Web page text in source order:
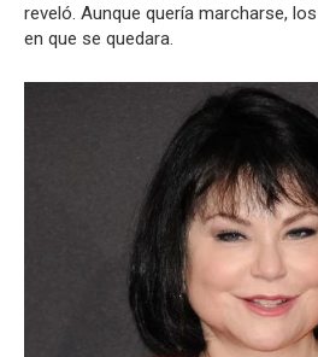
reveló. Aunque quería marcharse,
en que se quedara.